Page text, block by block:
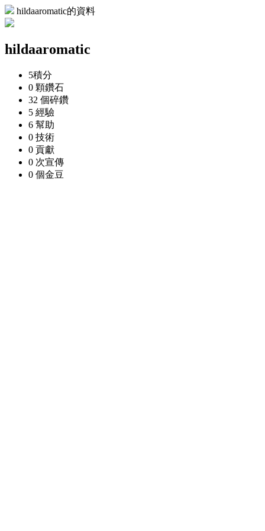
hildaaromatic的資料
hildaaromatic
5積分
0 顆鑽石
32 個碎鑽
5 經驗
6 幫助
0 技術
0 貢獻
0 次宣傳
0 個金豆